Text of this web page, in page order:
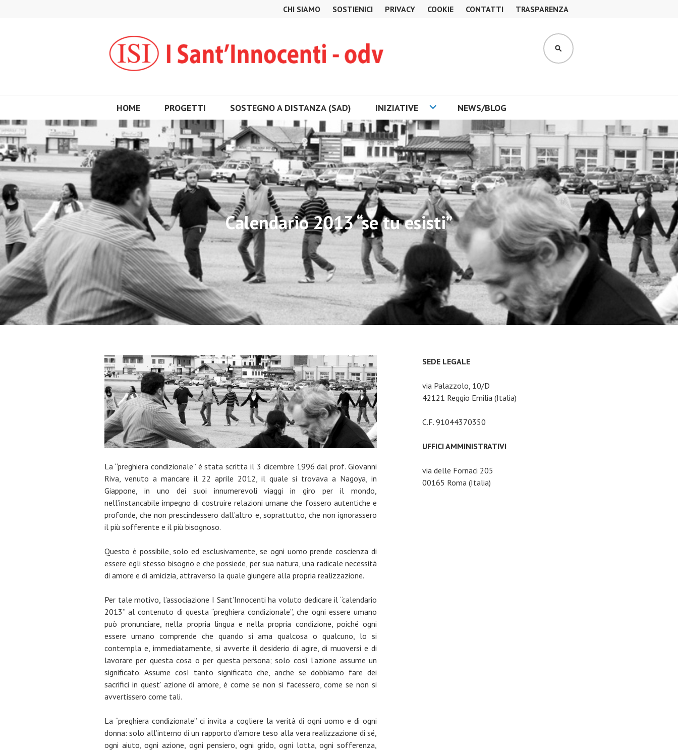
CHI SIAMO SOSTIENICI PRIVACY COOKIE CONTATTI TRASPARENZA
CERCA
HOME PROGETTI SOSTEGNO A DISTANZA (SAD) INIZIATIVE NEWS/BLOG
Calendario 2013 “se tu esisti”
La “preghiera condizionale” è stata scritta il 3 dicembre 1996 dal prof. Giovanni
Riva, venuto a mancare il 22 aprile 2012, il quale si trovava a Nagoya, in
Giappone, in uno dei suoi innumerevoli viaggi in giro per il mondo,
nell’instancabile impegno di costruire relazioni umane che fossero autentiche e
profonde, che non prescindessero dall’altro e, soprattutto, che non ignorassero
il più sofferente e il più bisognoso.
Questo è possibile, solo ed esclusivamente, se ogni uomo prende coscienza di
essere egli stesso bisogno e che possiede, per sua natura, una radicale necessità
di amore e di amicizia, attraverso la quale giungere alla propria realizzazione.
Per tale motivo, l’associazione I Sant’Innocenti ha voluto dedicare il “calendario
2013” al contenuto di questa “preghiera condizionale”, che ogni essere umano
può pronunciare, nella propria lingua e nella propria condizione, poiché ogni
essere umano comprende che quando si ama qualcosa o qualcuno, lo si
contempla e, immediatamente, si avverte il desiderio di agire, di muoversi e di
lavorare per questa cosa o per questa persona; solo così l’azione assume un
significato. Assume così tanto significato che, anche se dobbiamo fare dei
sacrifici in quest’ azione di amore, è come se non si facessero, come se non si
avvertissero come tali.
La “preghiera condizionale” ci invita a cogliere la verità di ogni uomo e di ogni
donna: solo all’interno di un rapporto d’amore teso alla vera realizzazione di sé,
ogni aiuto, ogni azione, ogni pensiero, ogni grido, ogni lotta, ogni sofferenza,
SEDE LEGALE
via Palazzolo, 10/D
42121 Reggio Emilia (Italia)
C.F. 91044370350
UFFICI AMMINISTRATIVI
via delle Fornaci 205
00165 Roma (Italia)